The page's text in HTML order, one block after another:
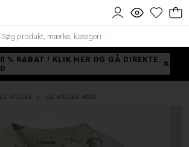
% RABAT ! KLIK HER OG GÅ DIREKTE
LIL´ ATELIER LIL´ ATELIER - BODY